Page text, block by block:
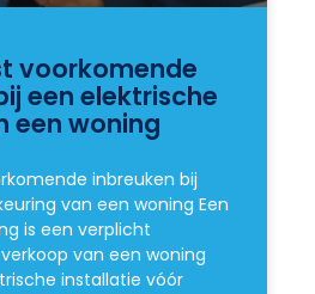
voorkomende
een elektrische
een woning
inbreuken bij
van een woning Een
is een verplicht
van een woning
installatie vóór